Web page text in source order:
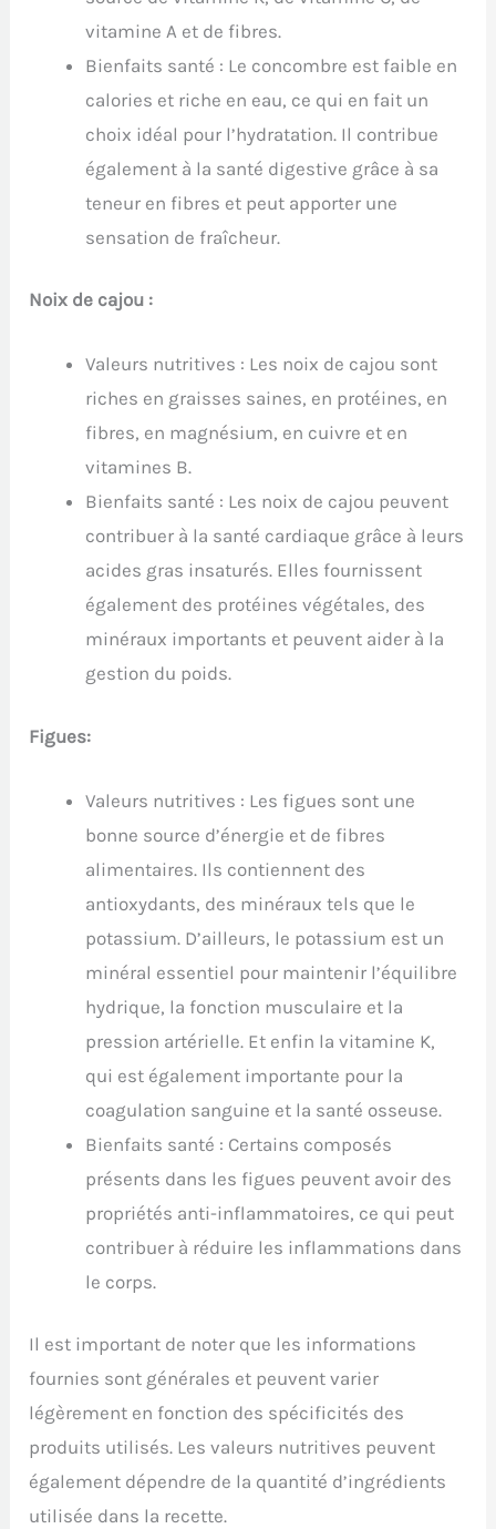
vitamine A et de fibres.
Bienfaits santé : Le concombre est faible en
calories et riche en eau, ce qui en fait un
choix idéal pour l’hydratation. Il contribue
également à la santé digestive grâce à sa
teneur en fibres et peut apporter une
sensation de fraîcheur.
Noix de cajou :
Valeurs nutritives : Les noix de cajou sont
riches en graisses saines, en protéines, en
fibres, en magnésium, en cuivre et en
vitamines B.
Bienfaits santé : Les noix de cajou peuvent
contribuer à la santé cardiaque grâce à leurs
acides gras insaturés. Elles fournissent
également des protéines végétales, des
minéraux importants et peuvent aider à la
gestion du poids.
Figues:
Valeurs nutritives : Les figues sont une
bonne source d’énergie et de fibres
alimentaires. Ils contiennent des
antioxydants, des minéraux tels que le
potassium. D’ailleurs, le potassium est un
minéral essentiel pour maintenir l’équilibre
hydrique, la fonction musculaire et la
pression artérielle. Et enfin la vitamine K,
qui est également importante pour la
coagulation sanguine et la santé osseuse.
Bienfaits santé : Certains composés
présents dans les figues peuvent avoir des
propriétés anti-inflammatoires, ce qui peut
contribuer à réduire les inflammations dans
le corps.
Il est important de noter que les informations
fournies sont générales et peuvent varier
légèrement en fonction des spécificités des
produits utilisés. Les valeurs nutritives peuvent
également dépendre de la quantité d’ingrédients
utilisée dans la recette.